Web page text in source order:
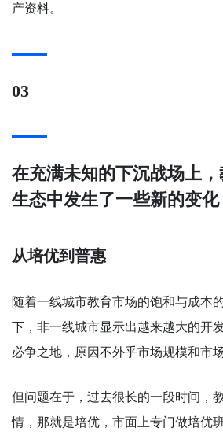
产资料。
03
在充满未知的下沉战场上
生态中发生了一些新的变化
从培优到普惠
随着一线城市教育市场的饱和与成本
下，非一线城市显示出越来越大的开
必争之地，原因不外乎市场规模和市场
但问题在于，过去很长的一段时间，
情，那就是培优，市面上专门做培优